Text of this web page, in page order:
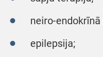
neiro-
epilepsija;